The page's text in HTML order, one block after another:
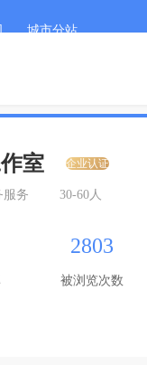
城市分站
室 企业认证
服务 30-60人
2803
被浏览次数